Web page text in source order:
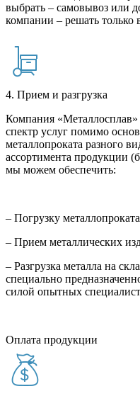
выбрать – самовывоз или
компании – решать только
4. Прием и разгрузка
Компания
спектр услуг помимо
металлопроката разного
ассортимента продукции
мы можем обеспечить:
– Погрузку
– Прием металлических
– Разгрузка металла на
специально
силой опытных
Оплата продукции